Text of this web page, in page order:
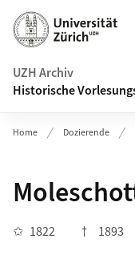
Navigation auf uzh.ch
UZH Archiv
Historische
Home Dozierende
✩ 1822 †
1893